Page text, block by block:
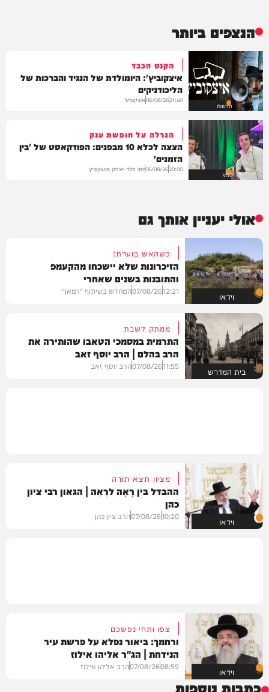
הנצפים ביותר
חדשות
הקנס הכבד
איצקוביץ': היומולדת של הנגיד והברכות של
הליכודניקים
21:40
06/08/26איצקוביץ'
VOD
הגרלה על חופשת ענק
הצצה לכלא 10 מבפנים: הפודקאסט של 'בין
הזמנים'
20:00
06/08/26יוסי פלד ויצחק מושקוביץ
אולי יעניין אותך גם
וידאו
כשהאש בוערת!
הזיכרונות שלא יישכחו מהקעמפ
והתובנות בשנים שאחרי
12:21
07/08/26המחדש בשיתוף "וימאן"
בית המדרש
ממתק לשבת
התרמית במסמכי הטאבו שהותירה את
הרב בהלם | הרב יוסף זאב
11:55
07/08/26הרב יוסף זאב
וידאו
מציון תצא תורה
ההבדל בין רָאָה לרְאֵה | הגאון רבי ציון
כהן
10:20
07/08/26הרב ציון כהן
וידאו
צפו ותחי נפשכם
ורחמך: ביאור נפלא על פרשת עיר
הנידחת | הג"ר אליהו אילוז
08:59
07/08/26הרב אליהו אילוז
כתבות נוספות